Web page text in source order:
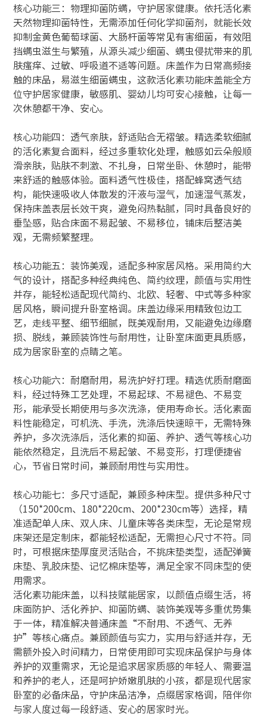
核心功能三：物理抑菌防螨，守护居家健康。依托活化素
天然物理抑菌特性，无需添加任何化学抑菌剂，就能长效
抑制金黄色葡萄球菌、大肠杆菌等常见有害细菌，有效阻
挡螨虫滋生与繁殖，从源头减少细菌、螨虫侵扰带来的肌
肤瘙痒、过敏、呼吸道不适等问题。床盖作为日常高频接
触的床品，易滋生细菌螨虫，这款活化素功能床盖能全方
位守护居家健康，敏感肌、婴幼儿均可安心接触，让每一
次休憩都干净、安心。
核心功能四：透气亲肤，舒适贴合无褶皱。精选柔软细腻
的活化素复合面料，经过多重软化处理，触感如云朵般顺
滑亲肤，贴肤不刺激、不扎身，日常坐卧、休憩时，能带
来舒适的触感体验。面料透气性极佳，搭配蜂窝透气结
构，能快速吸收人体散发的汗液与湿气，加速湿气蒸发，
保持床盖表层长效干爽，避免闷热黏腻，同时具备良好的
垂坠感，贴合床面不易起皱、不易移位，铺床后整洁美
观，无需频繁整理。
核心功能五：装饰美观，适配多种家居风格。采用简约大
气的设计，搭配多种经典纯色、简约纹理，颜值与实用性
并存，能轻松适配现代简约、北欧、轻奢、中式等多种家
居风格，瞬间提升卧室格调。床盖边缘采用精致包边工
艺，走线平整、细节细腻，既美观耐用，又能避免边缘磨
损、脱线，兼顾装饰性与耐用性，让卧室床面更具质感，
成为居家卧室的点睛之笔。
核心功能六：耐磨耐用，易洗护好打理。精选优质耐磨面
料，经过特殊工艺处理，不易起球、不易褪色、不易变
形，能承受长期使用与多次洗涤，使用寿命长。活化素面
料性能稳定，可机洗、手洗，洗涤后快速晾干，无需特殊
养护，多次洗涤后，活化素的抑菌、养护、透气等核心功
能依然稳定，且洗后不易起皱、不易变形，打理便捷省
心，节省日常时间，兼顾耐用性与实用性。
核心功能七：多尺寸适配，兼顾多种床型。提供多种尺寸
（150*200cm、180*220cm、200*230cm等）选择，精
准适配单人床、双人床、儿童床等各类床型，无论是常规
床架还是定制床，都能轻松适配，无需担心尺寸不符。同
时，可根据床垫厚度灵活贴合，不挑床垫类型，适配弹簧
床垫、乳胶床垫、记忆棉床垫等，满足全家不同床型的使
用需求。
活化素功能床盖，以科技赋能居家，以颜值点缀生活，将
床面防护、活化养护、抑菌防螨、装饰美观等多重优势集
于一体，精准解决普通床盖“不耐用、不透气、无养
护”等核心痛点。兼顾颜值与实力，实用与舒适并存，无
需额外投入时间精力，日常使用即可实现床品保护与身体
养护的双重需求，无论是追求居家质感的年轻人、需要温
和养护的老人，还是呵护娇嫩肌肤的小孩，都是现代居家
卧室的必备床品，守护床品洁净，点缀居家格调，陪伴你
与家人度过每一段舒适、安心的居家时光。